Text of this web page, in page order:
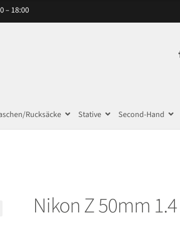
– 18:00
Rucksäcke Stative Second-Hand
Nikon Z 50mm 1.4